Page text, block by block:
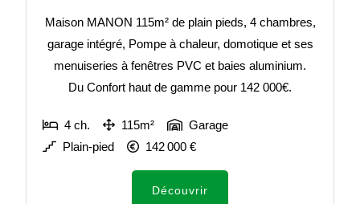
Maison MANON 115m² de plain pieds, 4 chambres,
garage intégré, Pompe à chaleur, domotique et ses
menuiseries à fenêtres PVC et baies aluminium.
Du Confort haut de gamme pour 142 000€.
4 ch. 115m²
Garage
Plain-pied
142 000 €
Découvrir